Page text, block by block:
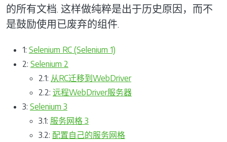
的所有文档. 这样做纯粹是出于历史原因，而不
是鼓励使用已废弃的组件.
1: Selenium RC (Selenium 1)
2: Selenium 2
2.1: 从RC迁移到WebDriver
2.2: 远程WebDriver服务器
3: Selenium 3
3.1: 服务网格 3
3.2: 配置自己的服务网格